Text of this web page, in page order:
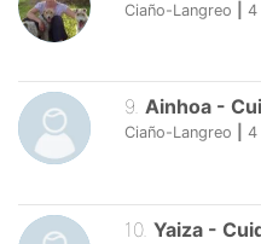
Ciaño-Langreo 4
9. Ainhoa -
Ciaño-Langreo 4
10. Yaiza -